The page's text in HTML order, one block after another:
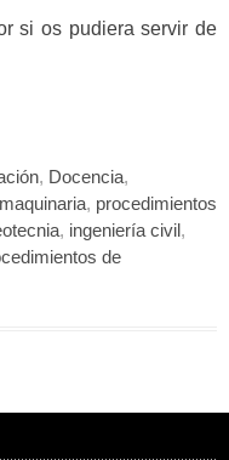
si os pudiera servir de
, Docencia,
maquinaria, procedimientos
, ingeniería civil ,
de